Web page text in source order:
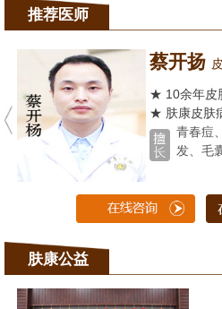
推荐医师
蔡开扬
★ 10余年皮
★ 肤康皮肤
青春痘
发、毛
肤康公益